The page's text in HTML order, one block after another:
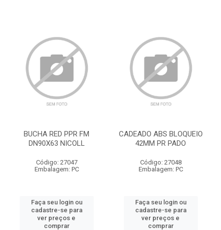
BUCHA RED PPR FM
DN90X63 NICOLL
Código: 27047
Embalagem: PC
Faça seu login ou
cadastre-se para
ver preços e
comprar
CADEADO ABS BLOQUEIO
42MM PR PADO
Código: 27048
Embalagem: PC
Faça seu login ou
cadastre-se para
ver preços e
comprar